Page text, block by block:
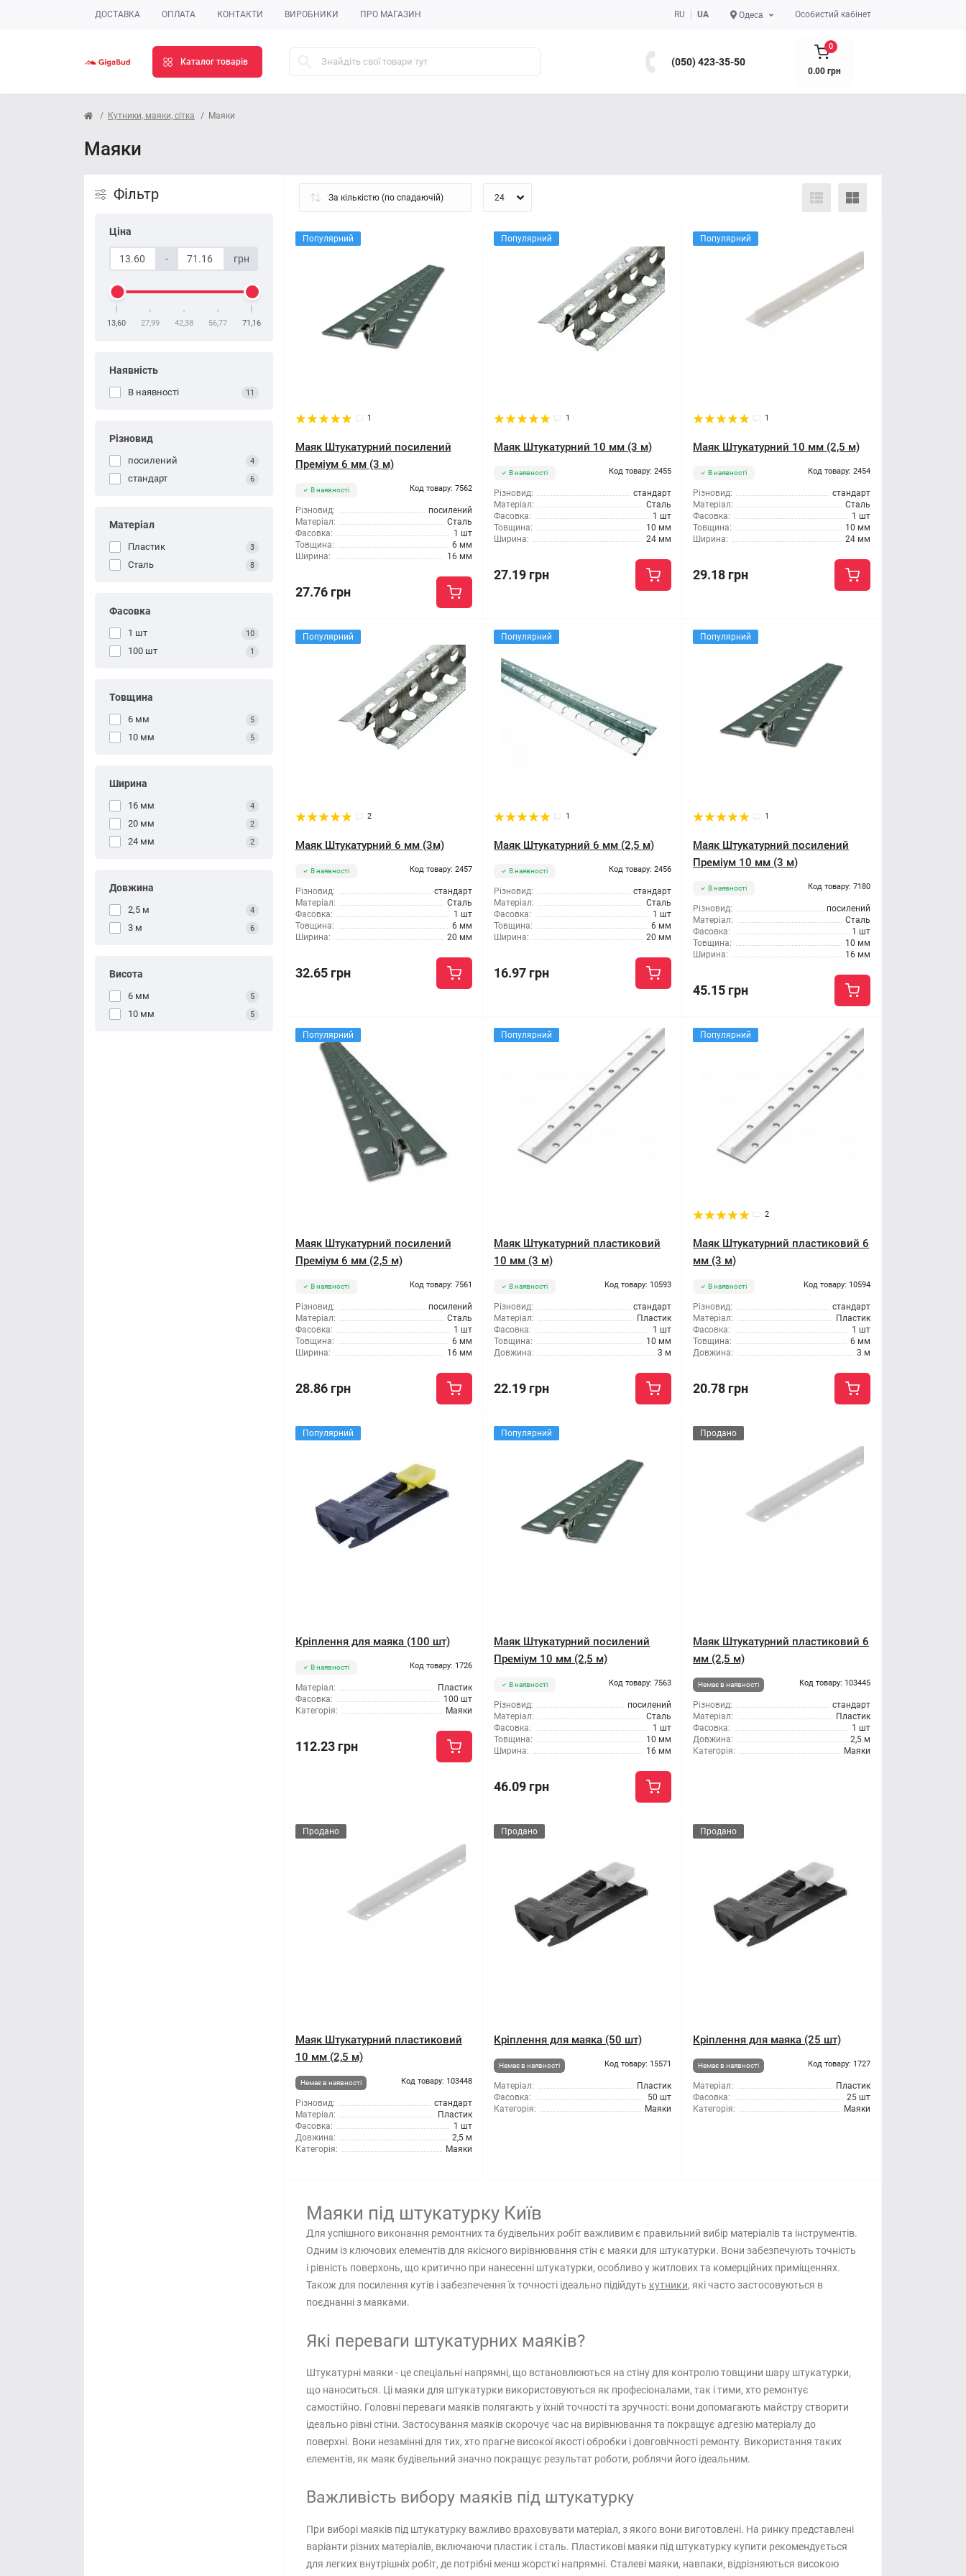
ДОСТАВКА ОПЛАТА КОНТАКТИ ВИРОБНИКИ ПРО МАГАЗИН RU UA Одеса Особистий кабінет
Каталог товарів (050) 423-35-50
0
0.00 грн
Кутники, маяки, сітка Маяки
Маяки
Фільтр
Ціна
- грн
13,60 27,99 42,38 56,77 71,16
Наявність
В наявності 11
Різновид
посилений 4
стандарт 6
Матеріал
Пластик 3
Сталь 8
Фасовка
1 шт 10
100 шт 1
Товщина
6 мм 5
10 мм 5
Ширина
16 мм 4
20 мм 2
24 мм 2
Довжина
2,5 м 4
3 м 6
Висота
6 мм 5
10 мм 5
Популярний
1
Маяк Штукатурний посилений
Преміум 6 мм (3 м)
В наявності Код товару: 7562
Різновид:
посилений
Матеріал:
Сталь
Фасовка:
1 шт
Товщина:
6 мм
Ширина:
16 мм
27.76 грн
Популярний
1
Маяк Штукатурний 10 мм (3 м)
В наявності Код товару: 2455
Різновид:
стандарт
Матеріал:
Сталь
Фасовка:
1 шт
Товщина:
10 мм
Ширина:
24 мм
27.19 грн
Популярний
1
Маяк Штукатурний 10 мм (2,5 м)
В наявності Код товару: 2454
Різновид:
стандарт
Матеріал:
Сталь
Фасовка:
1 шт
Товщина:
10 мм
Ширина:
24 мм
29.18 грн
Популярний
2
Маяк Штукатурний 6 мм (3м)
В наявності Код товару: 2457
Різновид:
стандарт
Матеріал:
Сталь
Фасовка:
1 шт
Товщина:
6 мм
Ширина:
20 мм
32.65 грн
Популярний
1
Маяк Штукатурний 6 мм (2,5 м)
В наявності Код товару: 2456
Різновид:
стандарт
Матеріал:
Сталь
Фасовка:
1 шт
Товщина:
6 мм
Ширина:
20 мм
16.97 грн
Популярний
1
Маяк Штукатурний посилений
Преміум 10 мм (3 м)
В наявності Код товару: 7180
Різновид:
посилений
Матеріал:
Сталь
Фасовка:
1 шт
Товщина:
10 мм
Ширина:
16 мм
45.15 грн
Популярний
Маяк Штукатурний посилений
Преміум 6 мм (2,5 м)
В наявності Код товару: 7561
Різновид:
посилений
Матеріал:
Сталь
Фасовка:
1 шт
Товщина:
6 мм
Ширина:
16 мм
28.86 грн
Популярний
Маяк Штукатурний пластиковий
10 мм (3 м)
В наявності Код товару: 10593
Різновид:
стандарт
Матеріал:
Пластик
Фасовка:
1 шт
Товщина:
10 мм
Довжина:
3 м
22.19 грн
Популярний
2
Маяк Штукатурний пластиковий 6
мм (3 м)
В наявності Код товару: 10594
Різновид:
стандарт
Матеріал:
Пластик
Фасовка:
1 шт
Товщина:
6 мм
Довжина:
3 м
20.78 грн
Популярний
Кріплення для маяка (100 шт)
В наявності Код товару: 1726
Матеріал:
Пластик
Фасовка:
100 шт
Категорія:
Маяки
112.23 грн
Популярний
Маяк Штукатурний посилений
Преміум 10 мм (2,5 м)
В наявності Код товару: 7563
Різновид:
посилений
Матеріал:
Сталь
Фасовка:
1 шт
Товщина:
10 мм
Ширина:
16 мм
46.09 грн
Продано
Маяк Штукатурний пластиковий 6
мм (2,5 м)
Немає в наявності Код товару: 103445
Різновид:
стандарт
Матеріал:
Пластик
Фасовка:
1 шт
Довжина:
2,5 м
Категорія:
Маяки
Продано
Маяк Штукатурний пластиковий
10 мм (2,5 м)
Немає в наявності Код товару: 103448
Різновид:
стандарт
Матеріал:
Пластик
Фасовка:
1 шт
Довжина:
2,5 м
Категорія:
Маяки
Продано
Кріплення для маяка (50 шт)
Немає в наявності Код товару: 15571
Матеріал:
Пластик
Фасовка:
50 шт
Категорія:
Маяки
Продано
Кріплення для маяка (25 шт)
Немає в наявності Код товару: 1727
Матеріал:
Пластик
Фасовка:
25 шт
Категорія:
Маяки
Маяки під штукатурку Київ
Для успішного виконання ремонтних та будівельних робіт важливим є правильний вибір матеріалів та інструментів.
Одним із ключових елементів для якісного вирівнювання стін є маяки для штукатурки. Вони забезпечують точність
і рівність поверхонь, що критично при нанесенні штукатурки, особливо у житлових та комерційних приміщеннях.
Також для посилення кутів і забезпечення їх точності ідеально підійдуть кутники, які часто застосовуються в
поєднанні з маяками.
Які переваги штукатурних маяків?
Штукатурні маяки - це спеціальні напрямні, що встановлюються на стіну для контролю товщини шару штукатурки,
що наноситься. Ці маяки для штукатурки використовуються як професіоналами, так і тими, хто ремонтує
самостійно. Головні переваги маяків полягають у їхній точності та зручності: вони допомагають майстру створити
ідеально рівні стіни. Застосування маяків скорочує час на вирівнювання та покращує адгезію матеріалу до
поверхні. Вони незамінні для тих, хто прагне високої якості обробки і довговічності ремонту. Використання таких
елементів, як маяк будівельний значно покращує результат роботи, роблячи його ідеальним.
Важливість вибору маяків під штукатурку
При виборі маяків під штукатурку важливо враховувати матеріал, з якого вони виготовлені. На ринку представлені
варіанти різних матеріалів, включаючи пластик і сталь. Пластикові маяки під штукатурку купити рекомендується
для легких внутрішніх робіт, де потрібні менш жорсткі напрямні. Сталеві маяки, навпаки, відрізняються високою